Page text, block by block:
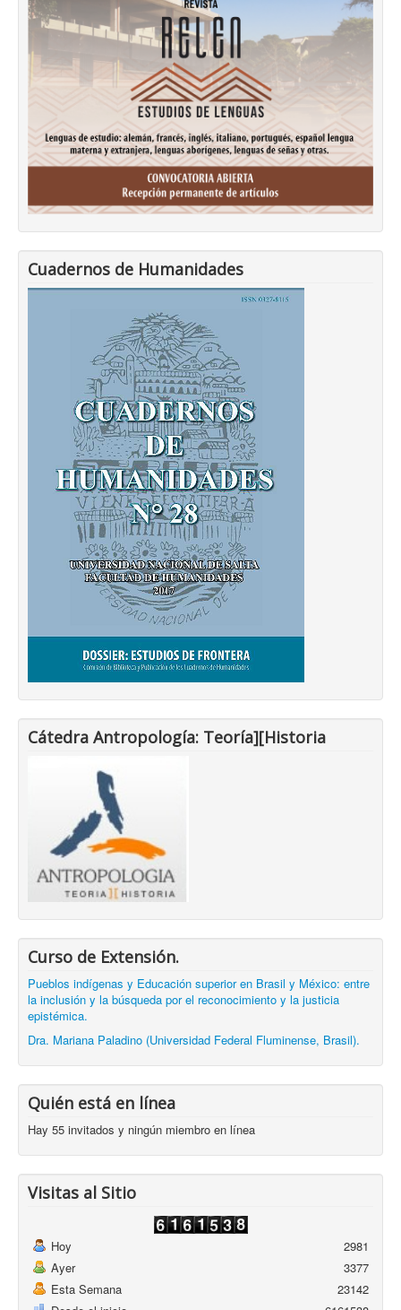
Cuadernos de Humanidades
Cátedra Antropología: Teoría][Historia
Curso de Extensión.
Pueblos indígenas y Educación superior en Brasil y México: entre
la inclusión y la búsqueda por el reconocimiento y la justicia
epistémica.
Dra. Mariana Paladino (Universidad Federal Fluminense, Brasil).
Quién está en línea
Hay 55 invitados y ningún miembro en línea
Visitas al Sitio
Hoy
Ayer
Esta Semana
2981
3377
23142